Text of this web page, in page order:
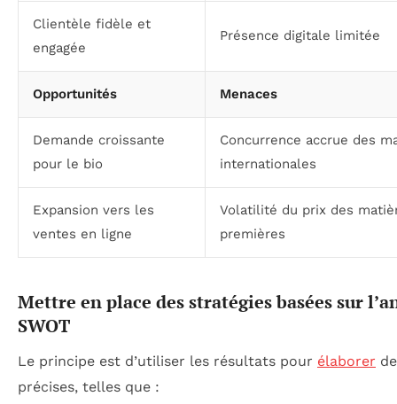
Clientèle fidèle et
engagée
Présence digitale limitée
Opportunités Menaces
Demande croissante
pour le bio
Concurrence accrue des
internationales
Expansion vers les
ventes en ligne
Volatilité du prix des
premières
Mettre en place des stratégies basées sur
SWOT
Le principe est d’utiliser les résultats pour élaborer
précises, telles que :